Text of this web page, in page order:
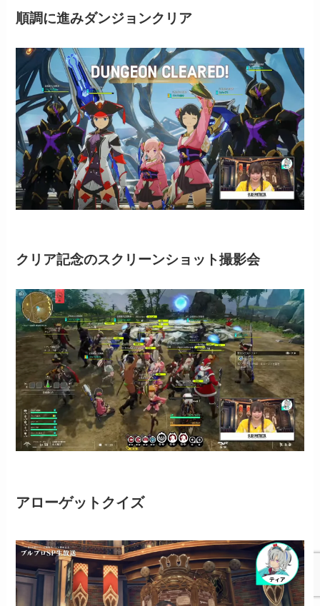
順調に進みダンジョンクリア
クリア記念のスクリーンショット撮影会
アローゲットクイズ